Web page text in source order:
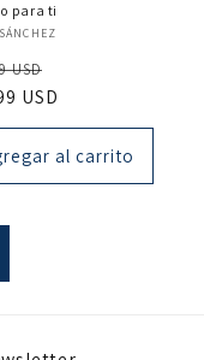
para ti
USD
de
oferta
USD
al carrito